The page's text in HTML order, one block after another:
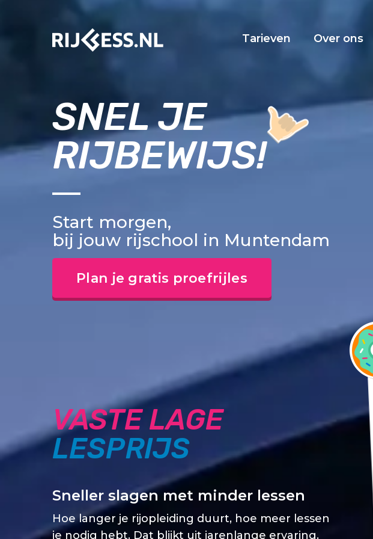
Tarieven Over ons
SNEL JE
RIJBEWIJS!
Start morgen,
bij jouw rijschool in Muntendam
Plan je gratis proefrijles
VASTE LAGE
LESPRIJS
Sneller slagen met minder lessen
Hoe langer je rijopleiding duurt, hoe meer lessen
je nodig hebt. Dat blijkt uit jarenlange ervaring.